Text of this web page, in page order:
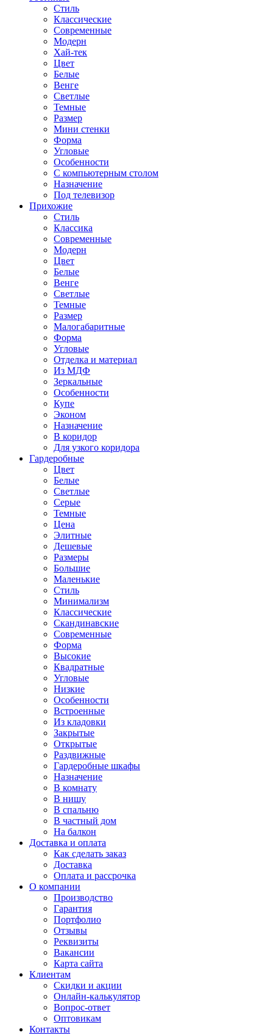
Стиль
Классические
Современные
Модерн
Хай-тек
Цвет
Белые
Венге
Светлые
Темные
Размер
Мини стенки
Форма
Угловые
Особенности
С компьютерным столом
Назначение
Под телевизор
Прихожие
Стиль
Классика
Современные
Модерн
Цвет
Белые
Венге
Светлые
Темные
Размер
Малогабаритные
Форма
Угловые
Отделка и материал
Из МДФ
Зеркальные
Особенности
Купе
Эконом
Назначение
В коридор
Для узкого коридора
Гардеробные
Цвет
Белые
Светлые
Серые
Темные
Цена
Элитные
Дешевые
Размеры
Большие
Маленькие
Стиль
Минимализм
Классические
Скандинавские
Современные
Форма
Высокие
Квадратные
Угловые
Низкие
Особенности
Встроенные
Из кладовки
Закрытые
Открытые
Раздвижные
Гардеробные шкафы
Назначение
В комнату
В нишу
В спальню
В частный дом
На балкон
Доставка и оплата
Как сделать заказ
Доставка
Оплата и рассрочка
О компании
Производство
Гарантия
Портфолио
Отзывы
Реквизиты
Вакансии
Карта сайта
Клиентам
Скидки и акции
Онлайн-калькулятор
Вопрос-ответ
Оптовикам
Контакты